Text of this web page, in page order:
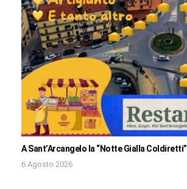
A Sant’Arcangelo la “Notte Gialla Coldiretti”
6 Agosto 2026